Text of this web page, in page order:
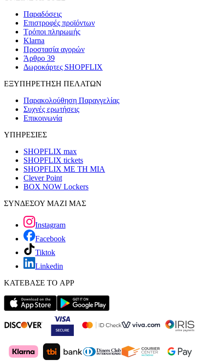
Παραδόσεις
Επιστροφές προϊόντων
Τρόποι πληρωμής
Klarna
Προστασία αγορών
Άρθρο 39
Δωροκάρτες SHOPFLIX
ΕΞΥΠΗΡΕΤΗΣΗ ΠΕΛΑΤΩΝ
Παρακολούθηση Παραγγελίας
Συχνές ερωτήσεις
Επικοινωνία
ΥΠΗΡΕΣΙΕΣ
SHOPFLIX max
SHOPFLIX tickets
SHOPFLIX ΜΕ ΤΗ ΜΙΑ
Clever Point
BOX NOW Lockers
ΣΥΝΔΕΣΟΥ ΜΑΖΙ ΜΑΣ
Instagram
Facebook
Tiktok
Linkedin
ΚΑΤΕΒΑΣΕ ΤΟ APP